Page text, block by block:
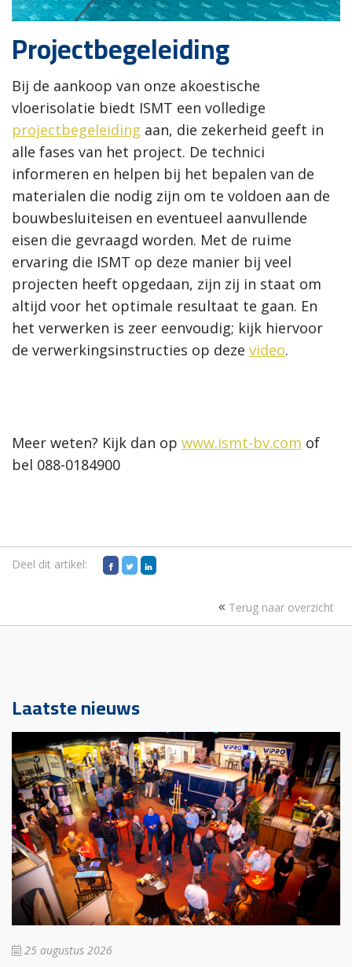
Projectbegeleiding
Bij de aankoop van onze akoestische
vloerisolatie biedt ISMT een volledige
projectbegeleiding aan, die zekerheid geeft in
alle fases van het project. De technici
informeren en helpen bij het bepalen van de
materialen die nodig zijn om te voldoen aan de
bouwbesluiteisen en eventueel aanvullende
eisen die gevraagd worden. Met de ruime
ervaring die ISMT op deze manier bij veel
projecten heeft opgedaan, zijn zij in staat om
altijd voor het optimale resultaat te gaan. En
het verwerken is zeer eenvoudig; kijk hiervoor
de verwerkingsinstructies op deze video.
Meer weten? Kijk dan op www.ismt-bv.com of
bel 088-0184900
Deel dit artikel:
Terug naar overzicht
Laatste nieuws
25 augustus 2026